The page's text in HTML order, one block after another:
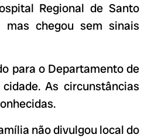
Regional de Santo
mas chegou sem sinais
para o Departamento de
As circunstâncias
não divulgou local do